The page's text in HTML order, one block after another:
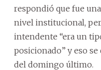
respondió que fue
nivel institucional,
intendente “era un
posicionado” y eso
del domingo último.